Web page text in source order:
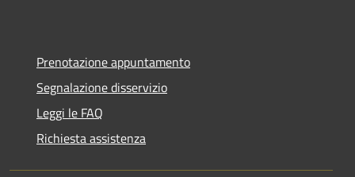
Prenotazione appuntamento
Segnalazione disservizio
Leggi le FAQ
Richiesta assistenza